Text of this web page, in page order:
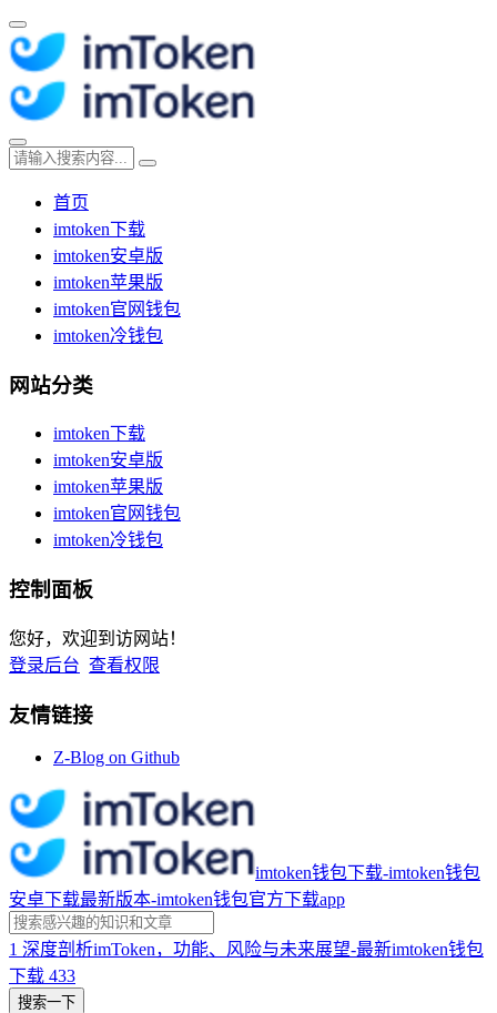
首页
imtoken下载
imtoken安卓版
imtoken苹果版
imtoken官网钱包
imtoken冷钱包
网站分类
imtoken下载
imtoken安卓版
imtoken苹果版
imtoken官网钱包
imtoken冷钱包
控制面板
您好，欢迎到访网站！
登录后台 查看权限
友情链接
Z-Blog on Github
imtoken钱包下载-imtoken钱包
安卓下载最新版本-imtoken钱包官方下载app
1 深度剖析imToken，功能、风险与未来展望-最新imtoken钱包
下载 433
搜索一下